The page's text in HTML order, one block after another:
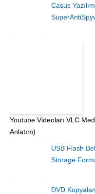
Casus
Youtube Videoları VLC
Anlatım)
USB Flash
Storage
DVD